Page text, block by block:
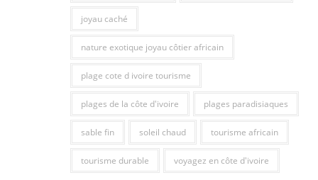
joyau caché
nature exotique joyau côtier africain
plage cote d ivoire tourisme
plages de la côte d'ivoire plages paradisiaques
sable fin soleil chaud tourisme africain
tourisme durable voyagez en côte d'ivoire